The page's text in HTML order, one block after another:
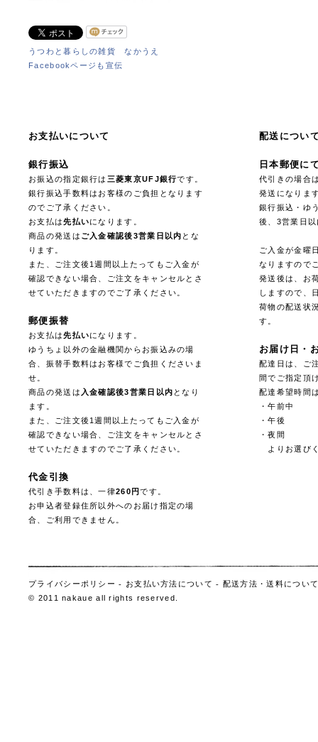
うつわと暮らしの雑貨 なかうえ
Facebookページも宣伝
お支払いについて
銀行振込
お振込の指定銀行は 三菱東京UFJ銀行です。
銀行振込手数料はお客様のご負担となります
のでご了承ください。
お支払は先払いになります。
商品の発送は ご入金確認後3営業日以内 とな
ります。
また、ご注文後1週間以上たってもご入金が
確認できない場合、ご注文をキャンセルとさ
せていただきますのでご了承ください。
郵便振替
お支払は先払いになります。
ゆうちょ以外の金融機関からお振込みの場
合、振替手数料はお客様でご負担くださいま
せ。
商品の発送は 入金確認後3営業日以内 となり
ます。
また、ご注文後1週間以上たってもご入金が
確認できない場合、ご注文をキャンセルとさ
せていただきますのでご了承ください。
代金引換
代引き手数料は、一律260円です。
お申込者登録住所以外へのお届け指定の場
合、ご利用できません。
配送につい
日本郵便に
代引きの場合
発送になりま
銀行振込・ゆ
後、3営業日
ご入金が金曜
なりますので
発送後は、お
しますので、
荷物の配送状
す。
お届け日・
配達日は、ご
間でご指定頂
配達希望時間
・午前中
・午後
・夜間
よりお選び
プライバシーポリシー - お支払い方法について - 配送方法・送料につい
© 2011 nakaue all rights reserved.